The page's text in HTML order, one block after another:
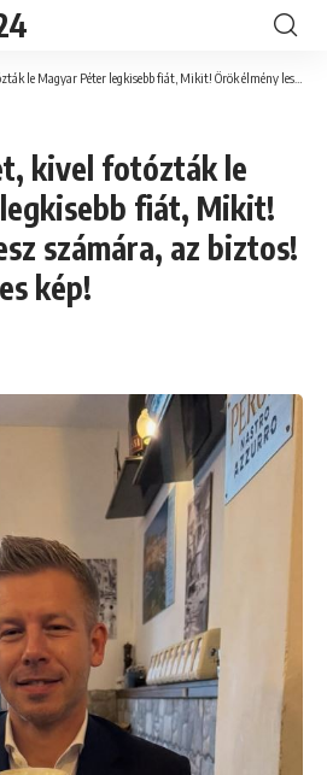
Péter legkisebb fiát, Mikit! Örök élmény lesz számára, az biztos! Íme a különleges kép!
kivel fotózták le
fiát, Mikit!
számára, az biztos!
kép!